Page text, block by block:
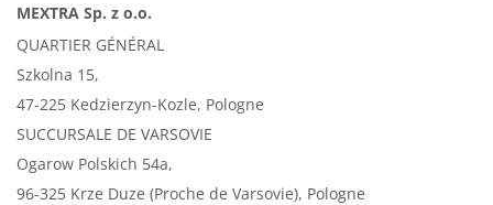
MEXTRA Sp. z o.o.
QUARTIER GÉNÉRAL
Szkolna 15,
47-225 Kedzierzyn-Kozle, Pologne
SUCCURSALE DE VARSOVIE
Ogarow Polskich 54a,
96-325 Krze Duze (Proche de Varsovie), Pologne